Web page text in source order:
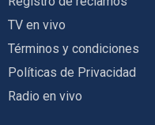
TV en vivo
Términos y condiciones
Políticas de Privacidad
Radio en vivo